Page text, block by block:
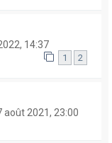
14:37
1 2
août 2021, 23:00